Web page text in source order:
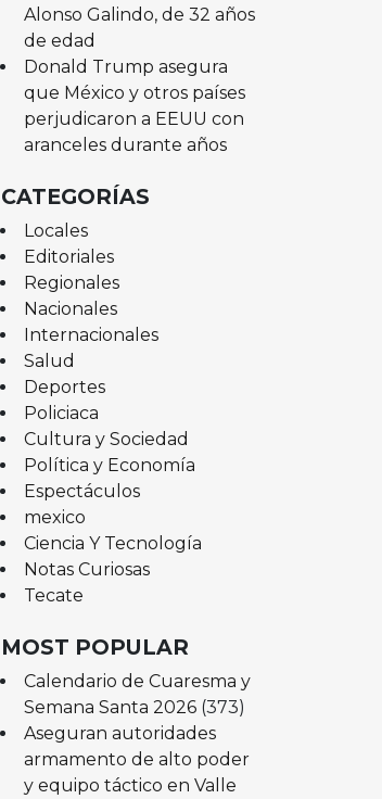
Alonso Galindo, de 32 años
de edad
Donald Trump asegura
que México y otros países
perjudicaron a EEUU con
aranceles durante años
CATEGORÍAS
Locales
Editoriales
Regionales
Nacionales
Internacionales
Salud
Deportes
Policiaca
Cultura y Sociedad
Política y Economía
Espectáculos
mexico
Ciencia Y Tecnología
Notas Curiosas
Tecate
MOST POPULAR
Calendario de Cuaresma y
Semana Santa 2026 (373)
Aseguran autoridades
armamento de alto poder
y equipo táctico en Valle